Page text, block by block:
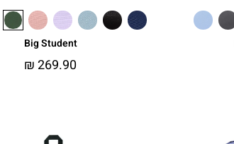
Big Student
₪269.90